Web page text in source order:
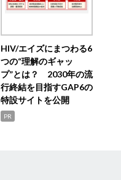
HIV/エイズにまつわる6
つの“理解のギャッ
プ”とは？ 2030年の流
行終結を目指すGAP6の
特設サイトを公開
PR